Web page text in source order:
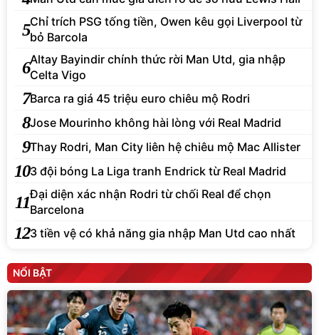
5Chỉ trích PSG tống tiền, Owen kêu gọi Liverpool từ
bỏ Barcola
6Altay Bayindir chính thức rời Man Utd, gia nhập
Celta Vigo
7Barca ra giá 45 triệu euro chiêu mộ Rodri
8Jose Mourinho không hài lòng với Real Madrid
9Thay Rodri, Man City liên hệ chiêu mộ Mac Allister
103 đội bóng La Liga tranh Endrick từ Real Madrid
11Đại diện xác nhận Rodri từ chối Real để chọn
Barcelona
123 tiền vệ có khả năng gia nhập Man Utd cao nhất
NỔI BẬT